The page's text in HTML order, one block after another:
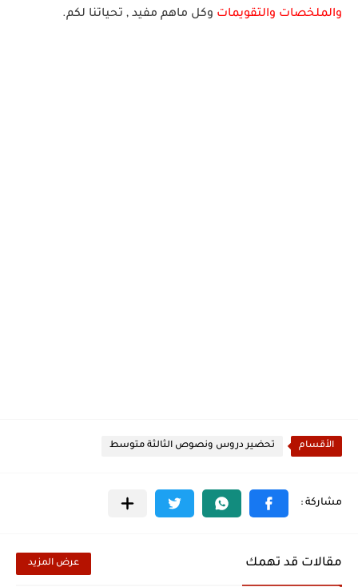
والملخصات والتقويمات وكل ماهم مفيد , تحياتنا لكم.
الأقسام تحضير دروس ونصوص الثالثة متوسط
مقالات قد تهمك عرض المزيد